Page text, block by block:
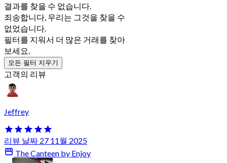
결과를 찾을 수 없습니다.
죄송합니다, 우리는 그것을 찾을 수
없었습니다.
필터를 지워서 더 많은 거래를 찾아
보세요.
모든 필터 지우기
고객의 리뷰
Jeffrey
리뷰 날짜 27 11월 2025
The Canteen by Enjoy